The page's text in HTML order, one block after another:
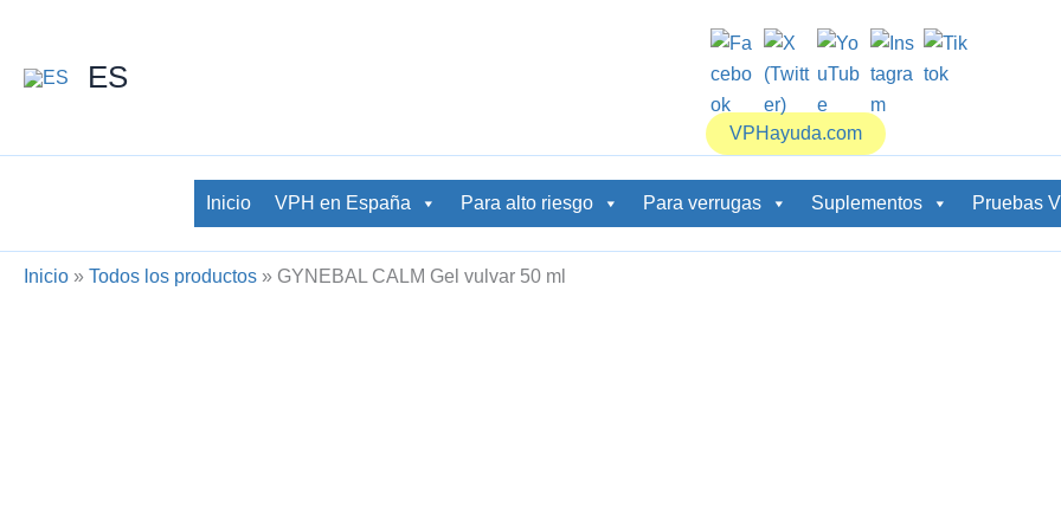
contenido
ES
VPHayuda.com
Inicio VPH en España Para alto riesgo Para verrugas Suplementos Pruebas
Inicio » Todos los productos » GYNEBAL CALM Gel vulvar 50 ml